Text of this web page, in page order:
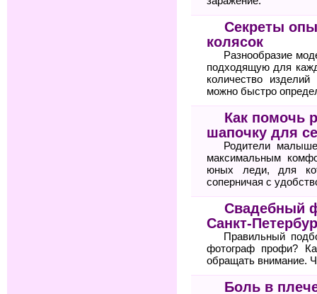
Секреты
колясок
Разнообразие
подходящую для
количество
можно быстро
Как помочь
шапочку для
Родители
максимальным
юных леди, для
соперничая с
Свадебный
Санкт-
Правильный
фотограф профи?
обращать внимание.
Боль в